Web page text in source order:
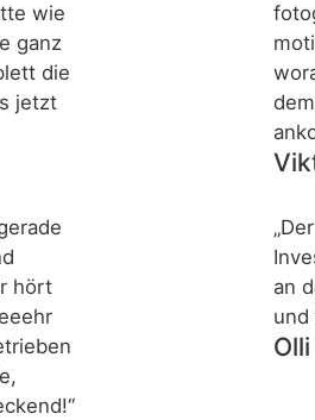
wie
ganz
die
jetzt
hört
an
und